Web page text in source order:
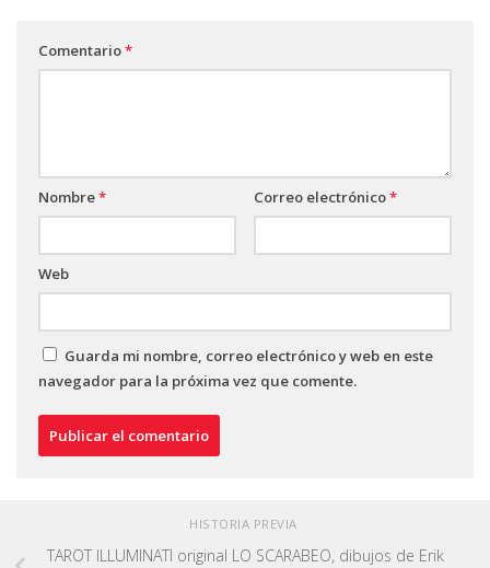
Comentario*
Nombre* Correo electrónico*
Web
Guarda mi nombre, correo electrónico y web en este
navegador para la próxima vez que comente.
HISTORIA PREVIA
TAROT ILLUMINATI original LO SCARABEO, dibujos de Erik